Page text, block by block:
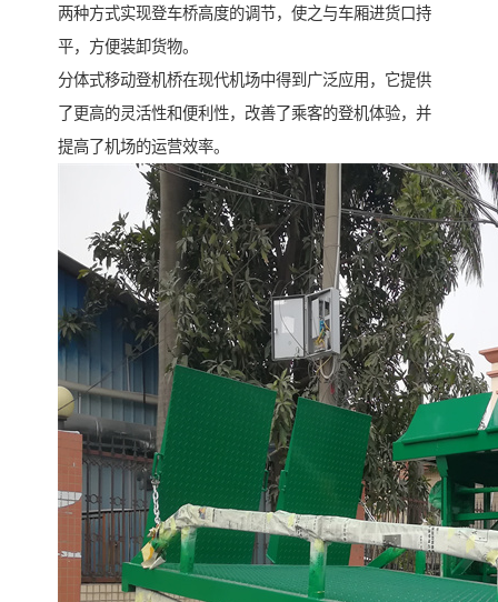
两种方式实现登车桥高度的调节，使之与车厢进货口持
平，方便装卸货物。
分体式移动登机桥在现代机场中得到广泛应用，它提供
了更高的灵活性和便利性，改善了乘客的登机体验，并
提高了机场的运营效率。